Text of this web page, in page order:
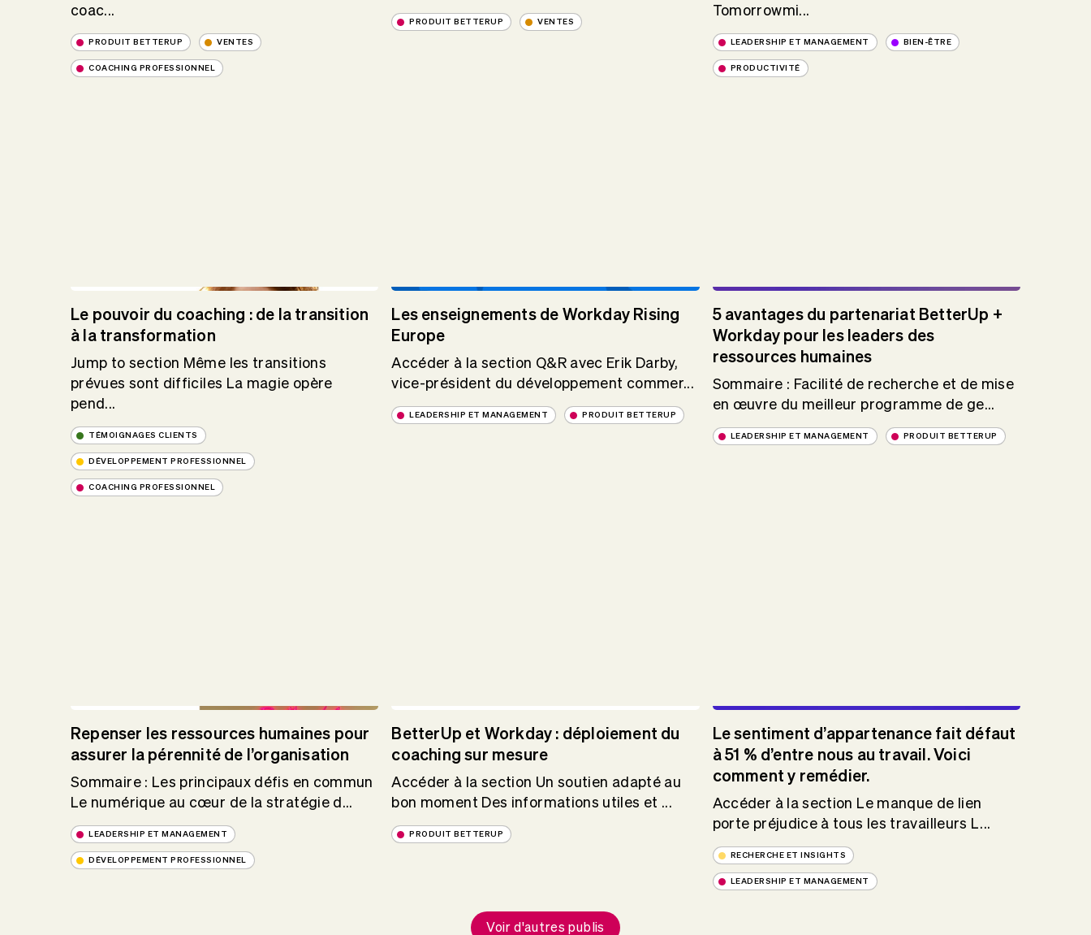
coac...
PRODUIT BETTERUP VENTES
COACHING PROFESSIONNEL
PRODUIT BETTERUP VENTES
Tomorrowmi...
LEADERSHIP ET MANAGEMENT BIEN-ÊTRE
PRODUCTIVITÉ
Le pouvoir du coaching : de la transition
à la transformation
Jump to section Même les transitions
prévues sont difficiles La magie opère
pend...
TÉMOIGNAGES CLIENTS
DÉVELOPPEMENT PROFESSIONNEL
COACHING PROFESSIONNEL
Les enseignements de Workday Rising
Europe
Accéder à la section Q&R avec Erik Darby,
vice-président du développement commer...
LEADERSHIP ET MANAGEMENT PRODUIT BETTERUP
5 avantages du partenariat BetterUp +
Workday pour les leaders des
ressources humaines
Sommaire : Facilité de recherche et de mise
en œuvre du meilleur programme de ge...
LEADERSHIP ET MANAGEMENT PRODUIT BETTERUP
Repenser les ressources humaines pour
assurer la pérennité de l’organisation
Sommaire : Les principaux défis en commun
Le numérique au cœur de la stratégie d...
LEADERSHIP ET MANAGEMENT
DÉVELOPPEMENT PROFESSIONNEL
BetterUp et Workday : déploiement du
coaching sur mesure
Accéder à la section Un soutien adapté au
bon moment Des informations utiles et ...
PRODUIT BETTERUP
Le sentiment d’appartenance fait défaut
à 51 % d’entre nous au travail. Voici
comment y remédier.
Accéder à la section Le manque de lien
porte préjudice à tous les travailleurs L...
RECHERCHE ET INSIGHTS
LEADERSHIP ET MANAGEMENT
Voir d'autres publis